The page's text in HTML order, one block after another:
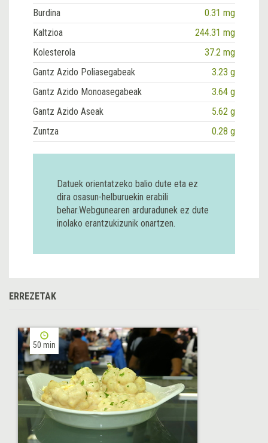
Burdina
0.31 mg
Kaltzioa
244.31 mg
Kolesterola
37.2 mg
Gantz Azido Poliasegabeak
3.23 g
Gantz Azido Monoasegabeak
3.64 g
Gantz Azido Aseak
5.62 g
Zuntza
0.28 g
Datuek orientatzeko balio dute eta ez
dira osasun-helburuekin erabili
behar.Webgunearen arduradunek ez dute
inolako erantzukizunik onartzen.
ERREZETAK
50 min